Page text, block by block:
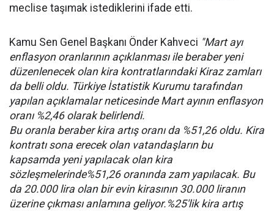
meclise taşımak istediklerini ifade etti.
Kamu Sen Genel Başkanı Önder Kahveci "Mart ayı
enflasyon oranlarının açıklanması ile beraber yeni
düzenlenecek olan kira kontratlarındaki Kiraz zamları
da belli oldu. Türkiye İstatistik Kurumu tarafından
yapılan açıklamalar neticesinde Mart ayının enflasyon
oranı %2,46 olarak belirlendi.
Bu oranla beraber kira artış oranı da %51,26 oldu. Kira
kontratı sona erecek olan vatandaşların bu
kapsamda yeni yapılacak olan kira
sözleşmelerinde%51,26 oranında zam yapılacak. Bu
da 20.000 lira olan bir evin kirasının 30.000 liranın
üzerine çıkması anlamına geliyor.%25'lik kira artış